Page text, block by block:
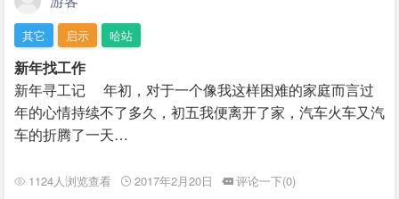
其它 启示 哈站
新年找工作
新年寻工记 年初，对于一个像我这样困难的家庭而言过
年的心情持续不了多久，初五我便离开了家，汽车火车又汽
车的折腾了一天…
1124人浏览查看 2017年2月20日 评论一下(0)